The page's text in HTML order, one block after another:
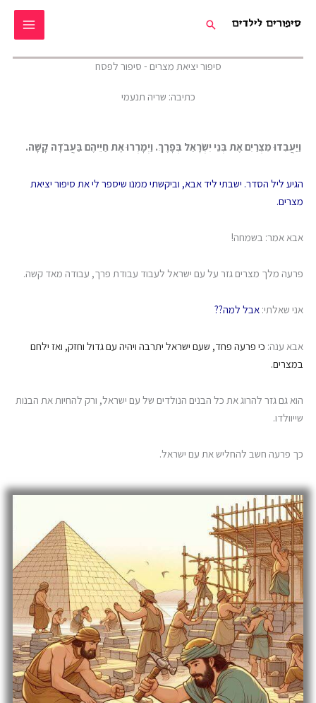
לתוכן
חיפוש
סיפור יציאת מצרים - סיפור לפסח
כתיבה: שריה תנעמי
וַיַּעֲבִדוּ מִצְרַיִם אֶת בְּנֵי יִשְׂרָאֵל בְּפָרֶךְ. וַיְמָרְרוּ אֶת חַיֵּיהֶם בַּעֲבֹדָה קָשָׁה.
הגיע ליל הסדר. ישבתי ליד אבא, וביקשתי ממנו שיספר לי את סיפור יציאת
מצרים.
אבא אמר: בשמחה!
פרעה מלך מצרים גזר על עם ישראל לעבוד עבודת פרך, עבודה מאד קשה.
אני שאלתי:אבל למה??
אבא ענה: כי פרעה פחד, שעם ישראל יתרבה ויהיה עם גדול וחזק, ואז ילחם
במצרים.
הוא גם גזר להרוג את כל הבנים הנולדים של עם ישראל, ורק להחיות את הבנות
שייוולדו.
כך פרעה חשב להחליש את עם ישראל.